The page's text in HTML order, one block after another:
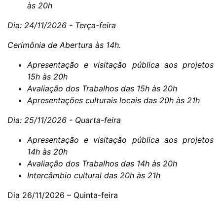
às 20h
Dia: 24/11/2026 - Terça-feira
Cerimônia de Abertura às 14h.
Apresentação e visitação pública aos projetos
15h às 20h
Avaliação dos Trabalhos das 15h às 20h
Apresentações culturais locais das 20h às 21h
Dia: 25/11/2026 - Quarta-feira
Apresentação e visitação pública aos projetos
14h às 20h
Avaliação dos Trabalhos das 14h às 20h
Intercâmbio cultural das 20h às 21h
Dia 26/11/2026 – Quinta-feira